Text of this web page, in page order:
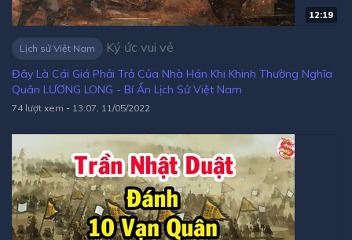
12:19
Lịch sử Việt Nam Ký ức vui vẻ
Đây Là Cái Giá Phải Trả Của Nhà Hán Khi Khinh Thường Nghĩa
Quân LƯƠNG LONG - Bí Ẩn Lịch Sử Việt Nam
74 lượt xem - 13:07, 11/05/2022